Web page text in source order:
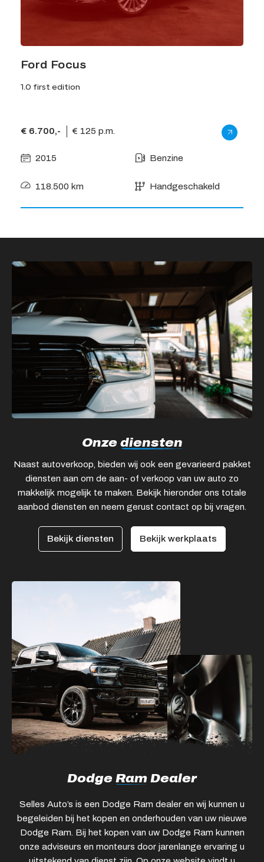
Ford Focus
1.0 first edition
€ 6.700,- € 125 p.m.
2015 Benzine
118.500 km Handgeschakeld
Onze diensten
Naast autoverkoop, bieden wij ook een gevarieerd pakket
diensten aan om de aan- of verkoop van uw auto zo
makkelijk mogelijk te maken. Bekijk hieronder ons totale
aanbod diensten en neem gerust contact op bij vragen.
Bekijk diensten Bekijk werkplaats
Dodge Ram Dealer
Selles Auto’s is een Dodge Ram dealer en wij kunnen u
begeleiden bij het kopen en onderhouden van uw nieuwe
Dodge Ram. Bij het kopen van uw Dodge Ram kunnen
onze adviseurs en monteurs door jarenlange ervaring u